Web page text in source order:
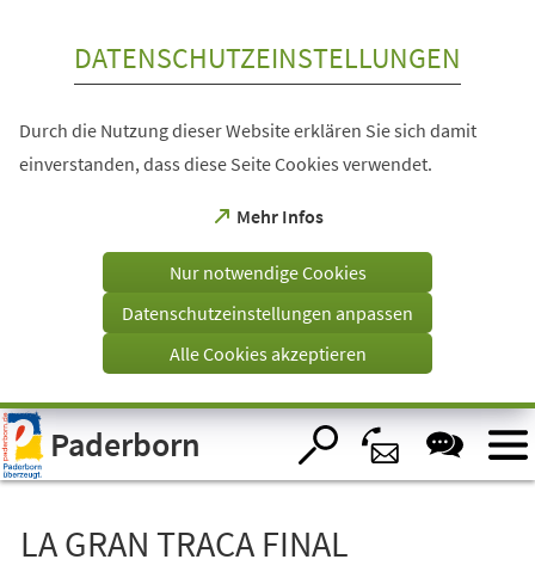
Visuelle
Assistenzsoftware
öffnen.
DATENSCHUTZEINSTELLUNGEN
Durch die Nutzung dieser Website erklären Sie sich damit
einverstanden, dass diese Seite Cookies verwendet.
Mehr Infos
(Öffnet
einem
Tab)
Nur notwendige Cookies
Datenschutzeinstellungen anpassen
Alle Cookies akzeptieren
Paderborn
LA GRAN TRACA FINAL